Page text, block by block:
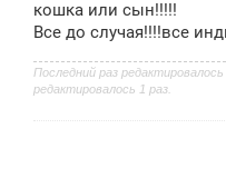
кошка или сын!!!!!
Все до случая!!!!все
Последний раз редактировалось
редактировалось 1 раз.